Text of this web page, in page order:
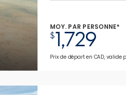
MOY. PAR PERSONNE*
$1,729
Prix de départ en CAD, valide